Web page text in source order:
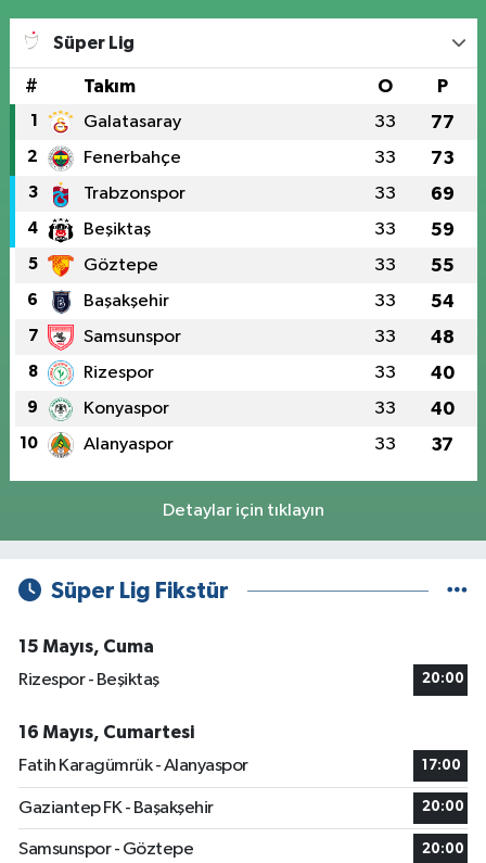
Süper Lig
# Takım O P
1 Galatasaray 33 77
2 Fenerbahçe 33 73
3 Trabzonspor 33 69
4 Beşiktaş 33 59
5 Göztepe 33 55
6 Başakşehir 33 54
7 Samsunspor 33 48
8 Rizespor 33 40
9 Konyaspor 33 40
10 Alanyaspor 33 37
Detaylar için tıklayın
Süper Lig Fikstür
15 Mayıs, Cuma
Rizespor - Beşiktaş
20:00
16 Mayıs, Cumartesi
Fatih Karagümrük - Alanyaspor
17:00
Gaziantep FK - Başakşehir 20:00
Samsunspor - Göztepe 20:00